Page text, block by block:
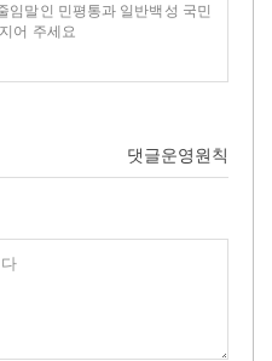
임말인 민평통과 일반백성 국민
어 주세요
댓글운영원칙